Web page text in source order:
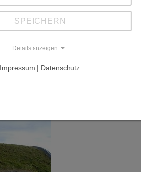
SPEICHERN
Details anzeigen
Impressum | Datenschutz